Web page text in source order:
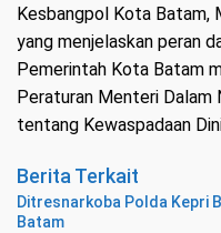
Kesbangpol Kota Batam,
yang menjelaskan peran
Pemerintah Kota Batam
Peraturan Menteri Dalam
tentang Kewaspadaan
Berita Terkait
Ditresnarkoba Polda Kepri
Batam